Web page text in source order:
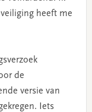
heeft me
de
versie van
Iets